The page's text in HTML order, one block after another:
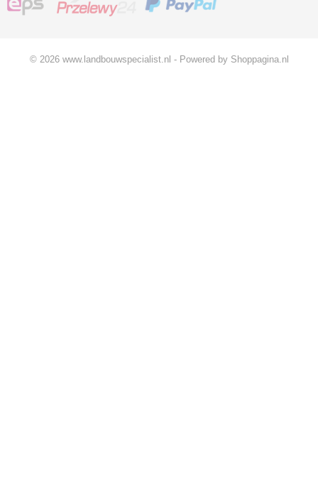
© 2026 www.landbouwspecialist.nl - Powered by Shoppagina.nl